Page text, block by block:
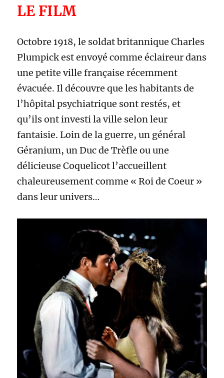
LE FILM
Octobre 1918, le soldat britannique Charles
Plumpick est envoyé comme éclaireur dans
une petite ville française récemment
évacuée. Il découvre que les habitants de
l’hôpital psychiatrique sont restés, et
qu’ils ont investi la ville selon leur
fantaisie. Loin de la guerre, un général
Géranium, un Duc de Trèfle ou une
délicieuse Coquelicot l’accueillent
chaleureusement comme « Roi de Coeur »
dans leur univers…